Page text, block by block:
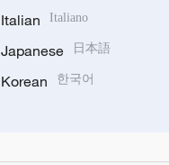
Italian Italiano
Japanese 日本語
Korean 한국어